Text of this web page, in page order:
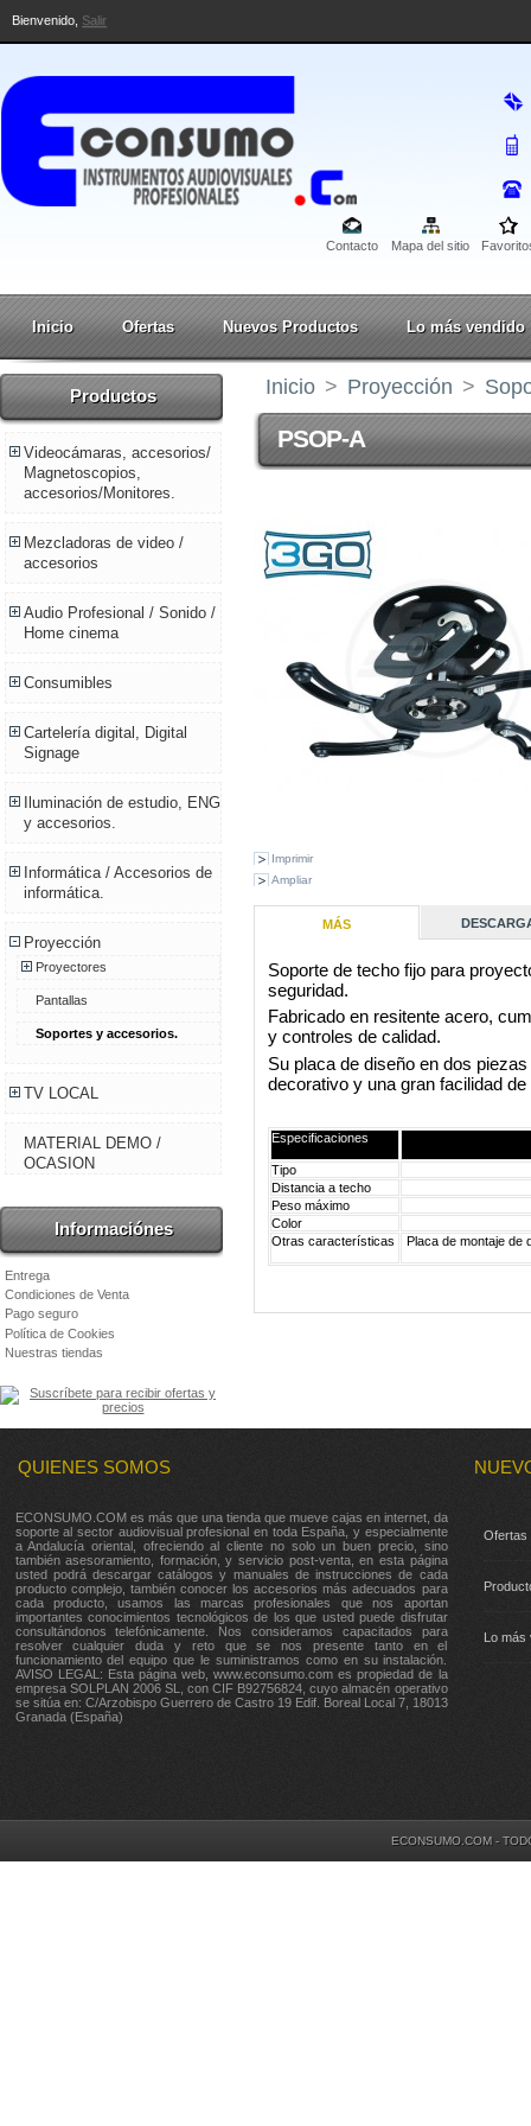
Bienvenido, Salir
Contacto Mapa del sitio
Inicio Ofertas Nuevos Productos Lo más vendido
Productos
Videocámaras, accesorios/
Magnetoscopios,
accesorios/Monitores.
Mezcladoras de video /
accesorios
Audio Profesional / Sonido /
Home cinema
Consumibles
Cartelería digital, Digital
Signage
Iluminación de estudio, ENG
y accesorios.
Informática / Accesorios de
informática.
Proyección
Proyectores
Pantallas
Soportes y accesorios.
TV LOCAL
MATERIAL DEMO /
OCASION
Informaciónes
Entrega
Condiciones de Venta
Pago seguro
Política de Cookies
Nuestras tiendas
Inicio > Proyección >
PSOP-A
Imprimir
Ampliar
MÁS
Soporte de techo fijo para
seguridad.
Fabricado en resitente acero,
y controles de calidad.
Su placa de diseño en dos
decorativo y una gran facilidad
Especificaciones
Tipo
Distancia a techo
Peso máximo
Color
Otras características
Placa de montaje de
QUIENES SOMOS
ECONSUMO.COM es más que una tienda que mueve cajas en internet, da
soporte al sector audiovisual profesional en toda España, y especialmente
a Andalucía oriental, ofreciendo al cliente no solo un buen precio, sino
también asesoramiento, formación, y servicio post-venta, en esta página
usted podrá descargar catálogos y manuales de instrucciones de cada
producto complejo, también conocer los accesorios más adecuados para
cada producto, usamos las marcas profesionales que nos aportan
importantes conocimientos tecnológicos de los que usted puede disfrutar
consultándonos telefónicamente. Nos consideramos capacitados para
resolver cualquier duda y reto que se nos presente tanto en el
funcionamiento del equipo que le suministramos como en su instalación.
AVISO LEGAL: Esta página web, www.econsumo.com es propiedad de la
empresa SOLPLAN 2006 SL, con CIF B92756824, cuyo almacén operativo
se sitúa en: C/Arzobispo Guerrero de Castro 19 Edif. Boreal Local 7, 18013
Granada (España)
Ofertas
Lo
ECONSUMO.COM -